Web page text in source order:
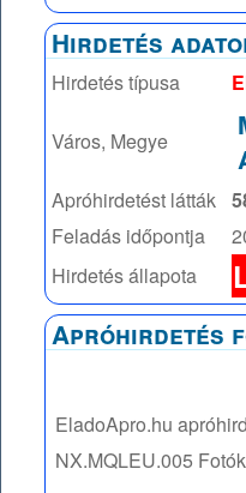
Hirdetés
Hirdetés típusa
Város, Megye
Apróhirdetést látták
Feladás időpontja
Hirdetés állapota
Apróhirdetés
EladoApro.hu
NX.MQLEU.005